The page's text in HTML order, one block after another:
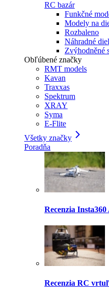
RC bazár
Funkčné
Modely na
Rozbaleno
Náhradné
Zvýhodněné
Obľúbené značky
RMT models
Kavan
Traxxas
Spektrum
XRAY
Syma
E-Flite
Všetky značky
Poradňa
Recenzia
Recenzia RC